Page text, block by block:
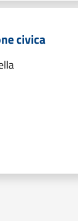
civica